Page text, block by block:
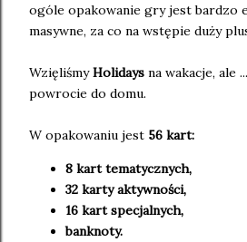
ogóle opakowanie gry jest bardzo
masywne, za co na wstępie duży
WzięliśmyHolidays na wakacje, ale
powrocie do domu.
W opakowaniu jest 56 kart:
8 kart tematycznych,
32 karty aktywności,
16 kart specjalnych,
banknoty.